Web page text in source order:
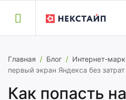
Главная / Блог / Интернет-
первый экран Яндекса без
Как попасть